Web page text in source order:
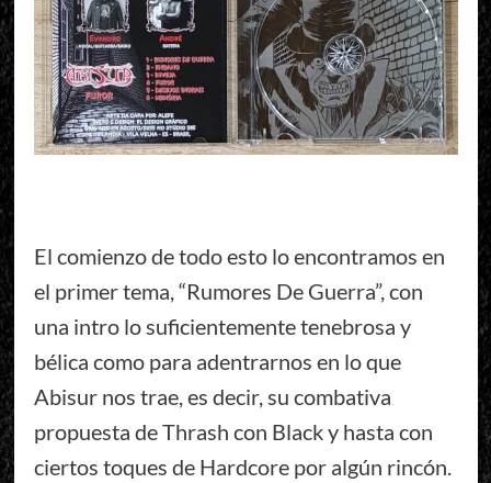
El comienzo de todo esto lo encontramos en
el primer tema, “Rumores De Guerra”, con
una intro lo suficientemente tenebrosa y
bélica como para adentrarnos en lo que
Abisur nos trae, es decir, su combativa
propuesta de Thrash con Black y hasta con
ciertos toques de Hardcore por algún rincón.